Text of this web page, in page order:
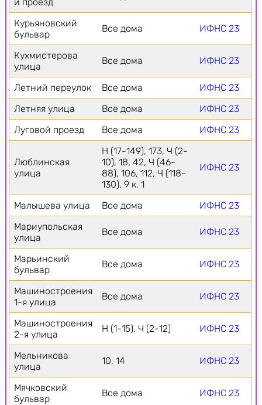
Курьяновский
бульвар
Все дома ИФНС 23
Кухмистерова
улица
Все дома ИФНС 23
Летний переулок Все дома
ИФНС 23
Летняя улица
Все дома
ИФНС 23
Луговой проезд
Все дома ИФНС 23
Люблинская
улица
Н (17-149), 173, Ч (2-
10), 18, 42, Ч (46-
88), 106, 112, Ч (118-
130), 9 к. 1
ИФНС 23
Малышева улица Все дома
ИФНС 23
Мариупольская
улица
Все дома ИФНС 23
Марьинский
бульвар
Все дома ИФНС 23
Машиностроения
1-я улица
Все дома ИФНС 23
Машиностроения
2-я улица
Н (1-15), Ч (2-12) ИФНС 23
Мельникова
улица
10, 14 ИФНС 23
Мячковский
бульвар
Все дома ИФНС 23